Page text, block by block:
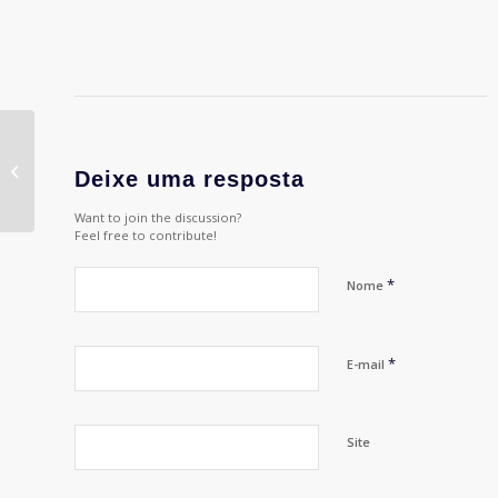
Deixe uma resposta
Want to join the discussion?
Feel free to contribute!
Nome *
E-mail *
Site
ABMR&A